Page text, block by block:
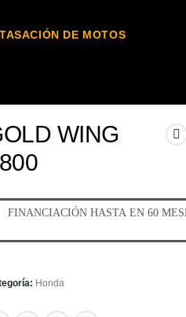
TASACIÓN DE MOTOS
WING
Honda